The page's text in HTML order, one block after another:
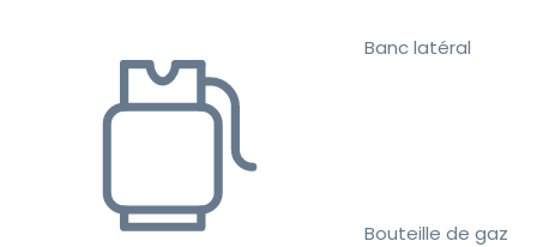
Banc latéral
Bouteille de gaz